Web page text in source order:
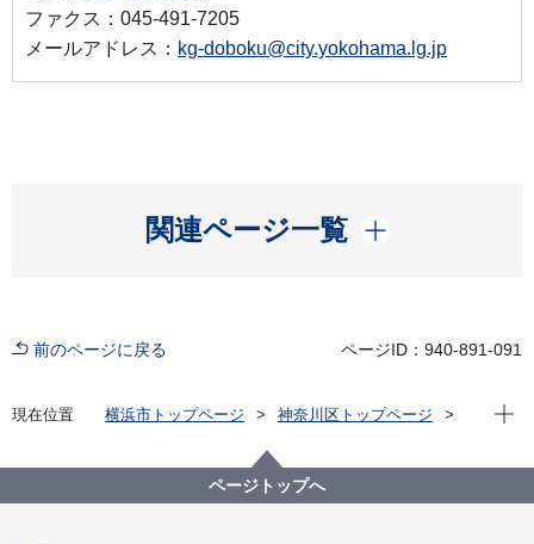
ファクス：045-491-7205
メールアドレス： kg-doboku@city.yokohama.lg.jp
関連ページ一覧
開く
前のページに戻る ページID：940-891-091
現在位置 横浜市トップページ
神奈川区トップページ
羽沢長谷第二公園（はざわはせだいにこうえん）
現在
ページトップへ